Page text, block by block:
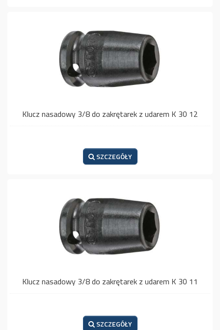
Klucz nasadowy 3/8 do zakrętarek z udarem K 30 12
SZCZEGÓŁY
Klucz nasadowy 3/8 do zakrętarek z udarem K 30 11
SZCZEGÓŁY